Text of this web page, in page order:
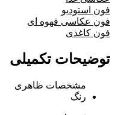
فون استودیو
فون عکاسی قهوه ای
فون کاغذی
توضیحات تکمیلی
مشخصات ظاهری
رنگ